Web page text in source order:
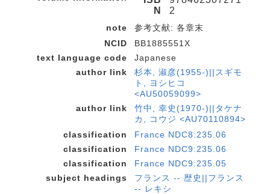
N
2
note
参考文献: 各章末
NCID
BB1885551X
text language code
Japanese
author link
杉本, 淑彦(1955-)||スギモ
ト, ヨシヒコ
<AU50059099>
author link
竹中, 幸史(1970-)||タケナ
カ, コウジ <AU70110894>
classification
France NDC8:235.06
classification
France NDC9:235.06
classification
France NDC9:235.05
subject headings
フランス -- 歴史||フランス
-- レキシ